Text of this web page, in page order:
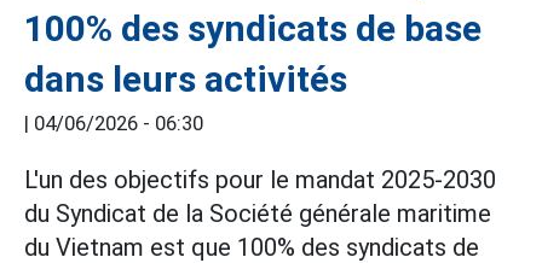
100% des syndicats de base
dans leurs activités
| 04/06/2026 - 06:30
L'un des objectifs pour le mandat 2025-2030
du Syndicat de la Société générale maritime
du Vietnam est que 100% des syndicats de